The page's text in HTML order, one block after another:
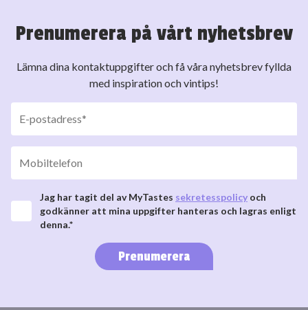
Prenumerera på vårt nyhetsbrev
Lämna dina kontaktuppgifter och få våra nyhetsbrev fyllda
med inspiration och vintips!
Jag har tagit del av MyTastes sekretesspolicy och
godkänner att mina uppgifter hanteras och lagras enligt
denna.*
Prenumerera